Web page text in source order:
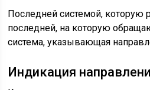
Последней системой, которую
последней, на которую
система, указывающая
Индикация